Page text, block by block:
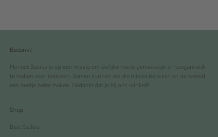
Bedankt!
Honest Basics is op een missie om eerlijke mode gemakkelijk en toegankelijk
te maken voor iedereen. Samen kunnen we die missie bereiken en de wereld
een beetje beter maken. Bedankt dat je bij ons winkelt!
Shop
Best Sellers